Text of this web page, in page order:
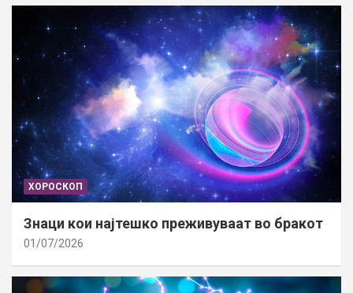
ХОРОСКОП
Знаци кои најтешко преживуваат во бракот
01/07/2026